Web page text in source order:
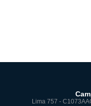
Lima 757 -